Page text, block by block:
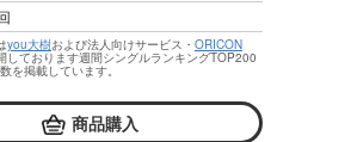
you大樹および法人向けサービス・ ORICON
しております週間シングルランキングTOP200
を掲載しています。
商品購入